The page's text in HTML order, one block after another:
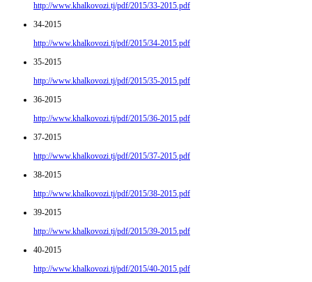
http://www.khalkovozi.tj/pdf/2015/33-2015.pdf
34-2015
http://www.khalkovozi.tj/pdf/2015/34-2015.pdf
35-2015
http://www.khalkovozi.tj/pdf/2015/35-2015.pdf
36-2015
http://www.khalkovozi.tj/pdf/2015/36-2015.pdf
37-2015
http://www.khalkovozi.tj/pdf/2015/37-2015.pdf
38-2015
http://www.khalkovozi.tj/pdf/2015/38-2015.pdf
39-2015
http://www.khalkovozi.tj/pdf/2015/39-2015.pdf
40-2015
http://www.khalkovozi.tj/pdf/2015/40-2015.pdf